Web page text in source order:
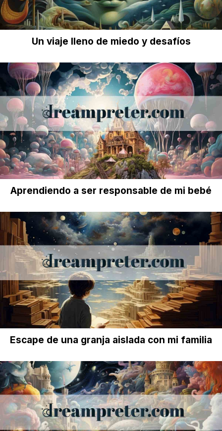
Un viaje lleno de miedo y desafíos
Aprendiendo a ser responsable de mi bebé
Escape de una granja aislada con mi familia